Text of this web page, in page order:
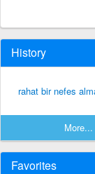
History
rahat bir nefes
More...
Favorites